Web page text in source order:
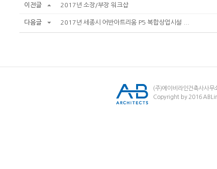
이전글 2017년 소장/부장 워크샵
다음글 2017년 세종시 어반아트리움 P5 복합상업시설 ...
(주)에이비라인건축사사무
Copyright by 2016